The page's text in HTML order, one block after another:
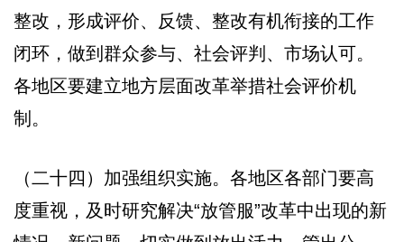
整改，形成评价、反馈、整改有机衔接的工作
闭环，做到群众参与、社会评判、市场认可。
各地区要建立地方层面改革举措社会评价机
制。
（二十四）加强组织实施。各地区各部门要高
度重视，及时研究解决“放管服”改革中出现的新